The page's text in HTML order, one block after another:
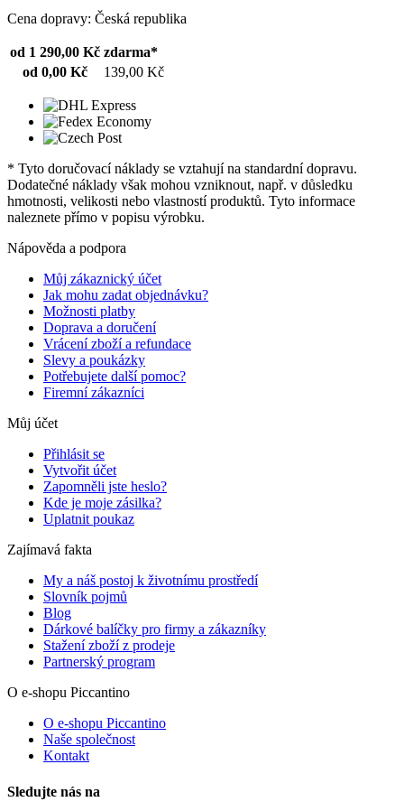
Cena dopravy: Česká republika
od 1 290,00 Kč zdarma*
od 0,00 Kč
139,00 Kč
* Tyto doručovací náklady se vztahují na standardní dopravu.
Dodatečné náklady však mohou vzniknout, např. v důsledku
hmotnosti, velikosti nebo vlastností produktů. Tyto informace
naleznete přímo v popisu výrobku.
Nápověda a podpora
Můj zákaznický účet
Jak mohu zadat objednávku?
Možnosti platby
Doprava a doručení
Vrácení zboží a refundace
Slevy a poukázky
Potřebujete další pomoc?
Firemní zákazníci
Můj účet
Přihlásit se
Vytvořit účet
Zapomněli jste heslo?
Kde je moje zásilka?
Uplatnit poukaz
Zajímavá fakta
My a náš postoj k životnímu prostředí
Slovník pojmů
Blog
Dárkové balíčky pro firmy a zákazníky
Stažení zboží z prodeje
Partnerský program
O e-shopu Piccantino
O e-shopu Piccantino
Naše společnost
Kontakt
Sledujte nás na